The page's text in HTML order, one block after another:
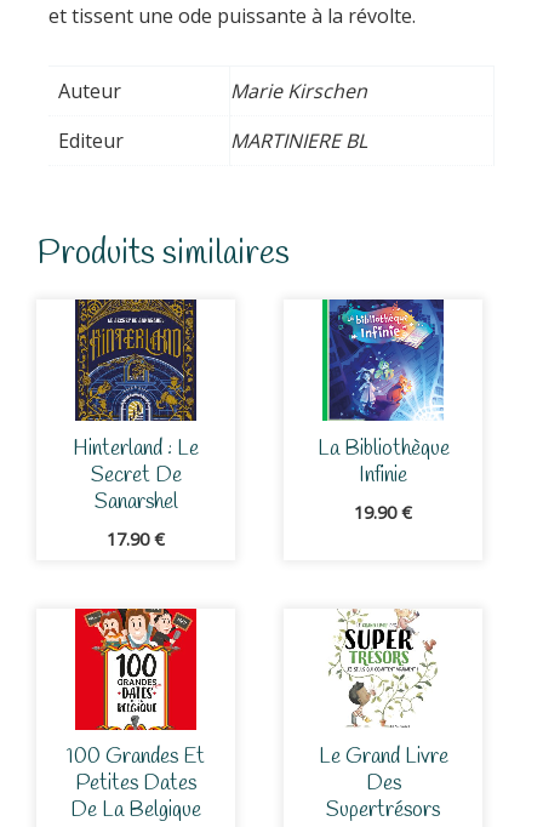
et tissent une ode puissante à la révolte.
Auteur
Marie Kirschen
Editeur
MARTINIERE BL
Produits similaires
Hinterland : Le
Secret De
Sanarshel
17.90€
La Bibliothèque
Infinie
19.90€
100 Grandes Et
Petites Dates
De La Belgique
Le Grand Livre
Des
Supertrésors